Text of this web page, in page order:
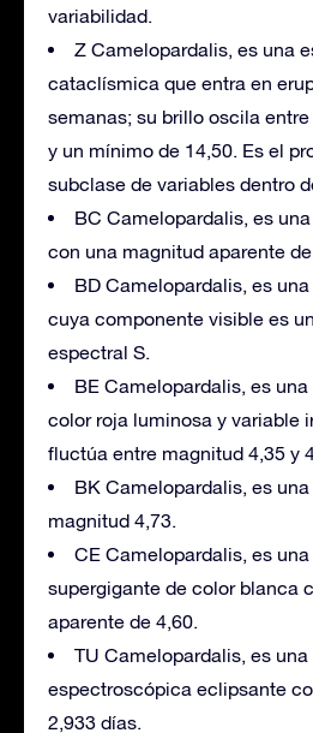
variabilidad.
Z Camelopardalis, es una
cataclísmica que entra en
semanas; su brillo oscila
y un mínimo de 14,50. Es el
subclase de variables dentro
BC Camelopardalis, es
con una magnitud aparente
BD Camelopardalis, es
cuya componente visible es
espectral S.
BE Camelopardalis, es
color roja luminosa y variable
fluctúa entre magnitud 4,35 y
BK Camelopardalis, es
magnitud 4,73.
CE Camelopardalis, es
supergigante de color blanca
aparente de 4,60.
TU Camelopardalis, es
espectroscópica eclipsante
2,933 días.